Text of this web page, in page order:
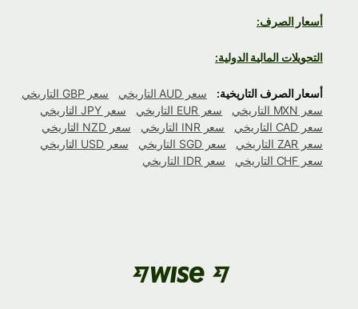
أسعار الصرف:
التحويلات المالية الدولية:
أسعار الصرف التاريخية: سعر AUD التاريخي
سعر GBP التاريخي
سعر MXN التاريخي
سعر EUR التاريخي
سعر JPY التاريخي
سعر CAD التاريخي
سعر INR التاريخي
سعر NZD التاريخي
سعر ZAR التاريخي
سعر SGD التاريخي
سعر USD التاريخي
سعر CHF التاريخي
سعر IDR التاريخي